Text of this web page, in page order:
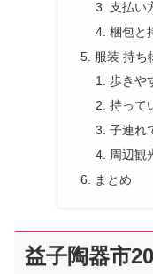
支払い
梱包と
服装 持ち
歩きや
持って
子連れ
周辺観
まとめ
益子陶器市